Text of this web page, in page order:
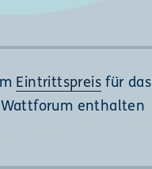
Eintrittspreis für das
enthalten